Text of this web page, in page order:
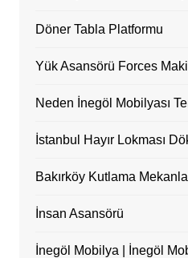
Döner Tabla Platformu
Yük Asansörü Forces
Neden İnegöl Mobilyası
İstanbul Hayır Lokması
Bakırköy Kutlama
İnsan Asansörü
İnegöl Mobilya | İnegöl